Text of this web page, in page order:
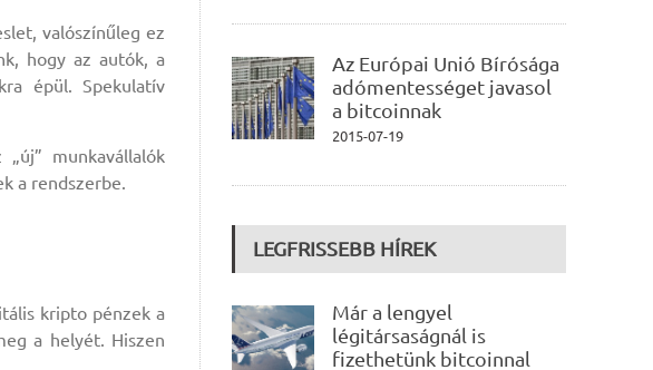
valószínűleg ez
hogy az autók, a
épül. Spekulatív
munkavállalók
a rendszerbe.
kripto pénzek a
a helyét. Hiszen
Az Európai Unió Bírósága
adómentességet javasol
a bitcoinnak
2015-07-19
LEGFRISSEBB HÍREK
Már a lengyel
légitársaságnál is
fizethetünk bitcoinnal